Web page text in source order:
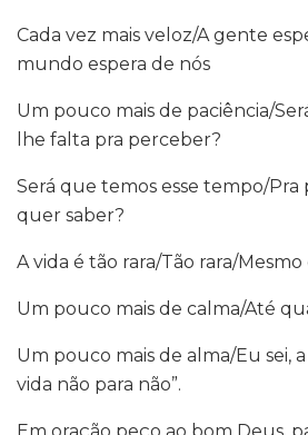
Cada vez mais veloz/A gente
mundo espera de nós
Um pouco mais de paciência/
lhe falta pra perceber?
Será que temos esse tempo/
quer saber?
A vida é tão rara/Tão rara/
Um pouco mais de calma/Até
Um pouco mais de alma/Eu sei,
vida não para não”.